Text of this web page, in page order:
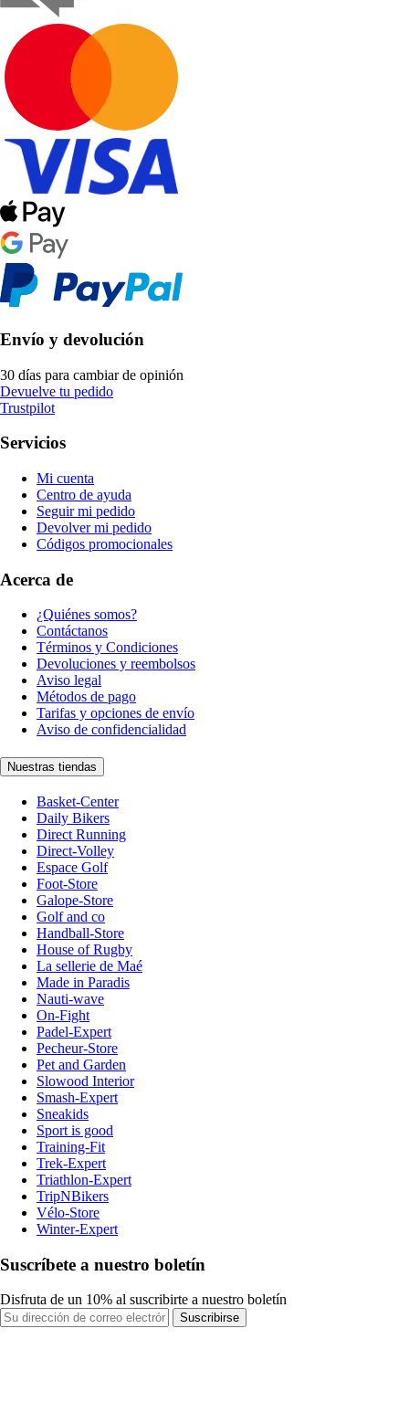
Envío y devolución
30 días para cambiar de opinión
Devuelve tu pedido
Trustpilot
Servicios
Mi cuenta
Centro de ayuda
Seguir mi pedido
Devolver mi pedido
Códigos promocionales
Acerca de
¿Quiénes somos?
Contáctanos
Términos y Condiciones
Devoluciones y reembolsos
Aviso legal
Métodos de pago
Tarifas y opciones de envío
Aviso de confidencialidad
Nuestras tiendas
Basket-Center
Daily Bikers
Direct Running
Direct-Volley
Espace Golf
Foot-Store
Galope-Store
Golf and co
Handball-Store
House of Rugby
La sellerie de Maé
Made in Paradis
Nauti-wave
On-Fight
Padel-Expert
Pecheur-Store
Pet and Garden
Slowood Interior
Smash-Expert
Sneakids
Sport is good
Training-Fit
Trek-Expert
Triathlon-Expert
TripNBikers
Vélo-Store
Winter-Expert
Suscríbete a nuestro boletín
Disfruta de un 10% al suscribirte a nuestro boletín
Suscribirse